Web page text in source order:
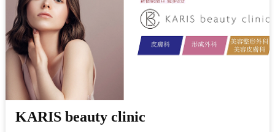
KARIS beauty clinic